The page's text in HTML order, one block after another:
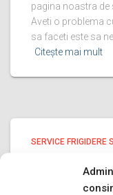
pagina noastra de
Aveti o problema
sa faceti este sa
Citește mai mult
SERVICE FRIGIDERE
service
service frigidere